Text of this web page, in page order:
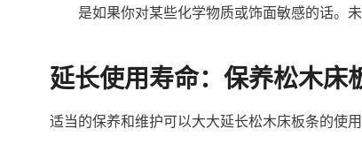
是如果你对某些化学物质或饰面敏感的话。
延长使用寿命：保养松木床
适当的保养和维护可以大大延长松木床板条的使